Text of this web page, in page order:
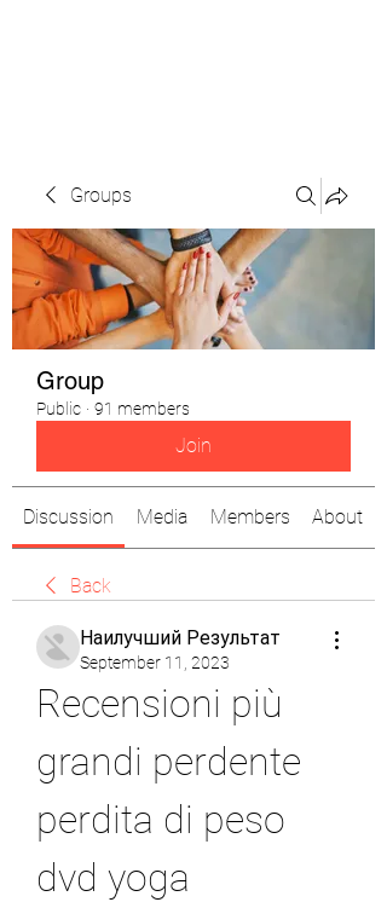
Groups
Group
Public · 91 members
Join
Discussion Media Members About
Back
Наилучший Результат
September 11, 2023
Recensioni più
grandi perdente
perdita di peso
dvd yoga